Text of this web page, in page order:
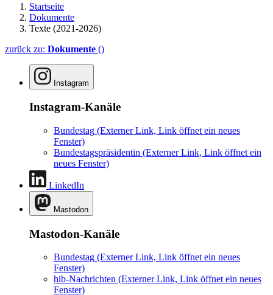
Startseite
Dokumente
Texte (2021-2026)
zurück zu: Dokumente ()
Instagram
Instagram-Kanäle
Bundestag (Externer Link, Link öffnet ein neues
Fenster)
Bundestagspräsidentin (Externer Link, Link öffnet ein
neues Fenster)
LinkedIn
Mastodon
Mastodon-Kanäle
Bundestag (Externer Link, Link öffnet ein neues
Fenster)
hib-Nachrichten (Externer Link, Link öffnet ein neues
Fenster)